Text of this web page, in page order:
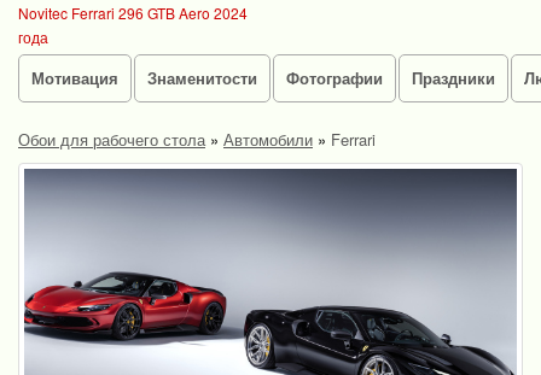
Novitec Ferrari 296 GTB Aero 2024
года
Мотивация Знаменитости Фотографии Праздники
Обои для рабочего стола» Автомобили » Ferrari